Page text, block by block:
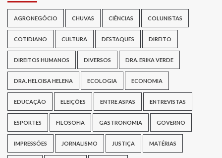
AGRONEGÓCIO CHUVAS CIÊNCIAS COLUNISTAS
COTIDIANO CULTURA DESTAQUES DIREITO
DIREITOS HUMANOS DIVERSOS DRA. ERIKA VERDE
DRA. HELOISA HELENA ECOLOGIA ECONOMIA
EDUCAÇÃO ELEIÇÕES ENTRE ASPAS ENTREVISTAS
ESPORTES FILOSOFIA GASTRONOMIA GOVERNO
IMPRESSÕES JORNALISMO JUSTIÇA MATÉRIAS